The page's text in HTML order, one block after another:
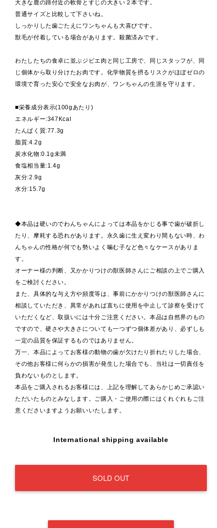
大きな鹿の蹄付近の軟骨とすじの大きい２本です。
普通サイズと比較して下さいね。
しっかりした歯ごたえにワンちゃんも大喜びです。
獣毛が付着している場合があります。殺菌済みです。
わたしたちの食卓に並ぶジビエ肉と同じ工房で、同じスタッフが、同
じ個体から取り分けたお肉です。化学物質を摂るリスクがほぼゼロの
環境で育った安心で安全なお肉が、ワンちゃんの生涯を守ります。
■栄養成分表示(100gあたり)
エネルギー:347Kcal
たんぱく質:77.3g
脂質:4.2g
炭水化物:0.1g未満
食塩相当量:1.4g
灰分:2.9g
水分:15.7g
◆本品は硬いのでわんちゃんによっては本品をかじる事で歯が破折し
たり、摩耗する恐れがあります。永久歯に生え変わり間もない時、わ
んちゃんの性格が何でも勢いよく噛む子など色々なケースがありま
す。
オーナー様の判断、又かかりつけの獣医師さんにご相談の上でご購入
をご検討ください。
また、具体的な与え方や頻度等は、事前にかかりつけの獣医師さんに
相談していただき、異常があれば直ちに使用を中止して診察を受けて
いただくなど、取扱いには十分ご注意ください。本品は自然界のもの
ですので、硬さや大きさについても一つずつ個体差があり、必ずしも
一定の品質を保証するものではありません。
万一、本品によってお客様の動物の歯が欠けたり折れたりした場合、
その他お客様に何らかの損害が発生した場合でも、当社は一切責任を
負わないものとします。
本品をご購入されるお客様には、上記を理解してあらかじめご承認い
ただいたものとみなします。ご購入・ご使用の際にはくれぐれもご注
意くださいますようお願いいたします。
International shipping available
SOLD OUT